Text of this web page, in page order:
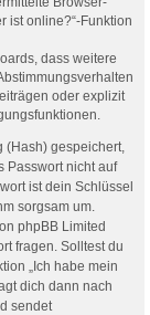
ist online?“-Funktion
dass weitere
oder explizit
gespeichert,
Passwort nicht auf
ist dein Schlüssel
sorgsam um.
phpBB Limited
fragen. Solltest du
„Ich habe mein
dich dann nach
sendet